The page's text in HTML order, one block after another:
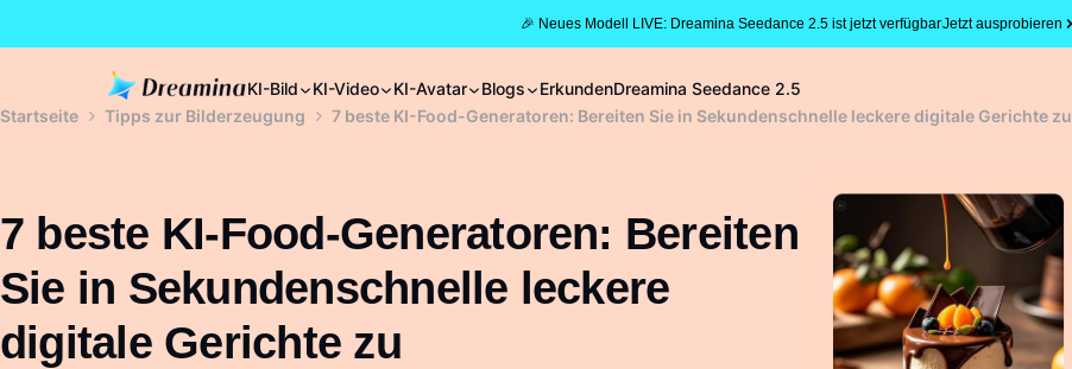
🎉 Neues Modell LIVE: Dreamina Seedance 2.5 ist jetzt verfügbarJetzt ausprobieren
KI-Bild KI-Video KI-Avatar Blogs ErkundenDreamina Seedance 2.5
Startseite
Tipps zur Bilderzeugung 7 beste KI-Food-Generatoren: Bereiten Sie in Sekundenschnelle leckere digitale Gerichte zu
7 beste KI-Food-Generatoren: Bereiten
Sie in Sekundenschnelle leckere
digitale Gerichte zu